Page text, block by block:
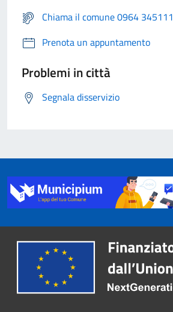
Chiama il comune 0964 345111
Prenota un appuntamento
Problemi in città
Segnala disservizio